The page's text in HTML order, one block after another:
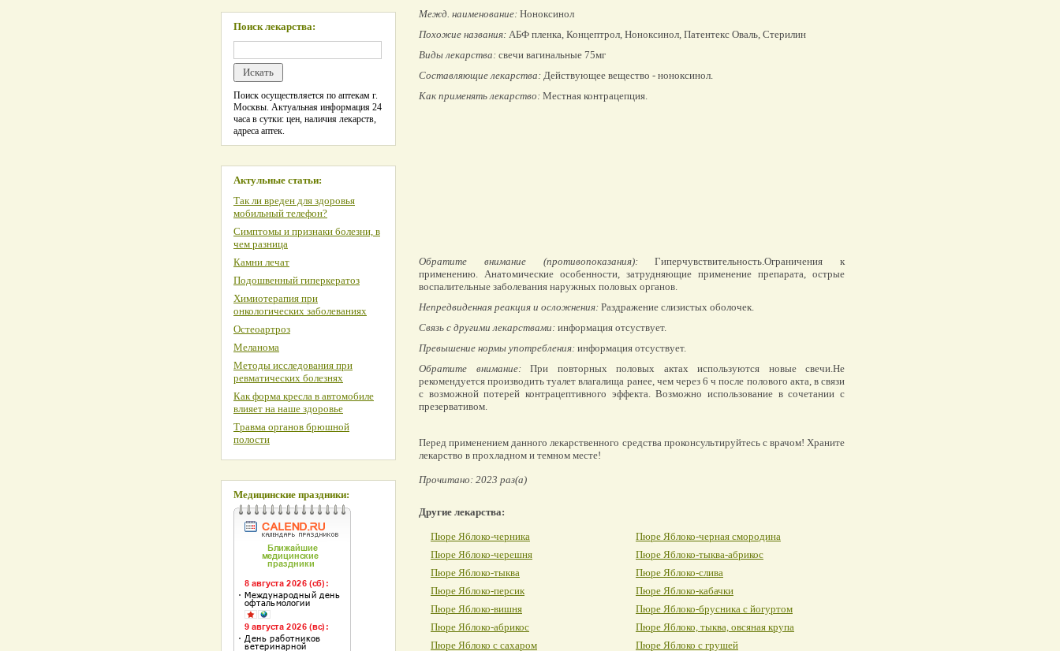
Межд. наименование: Ноноксинол
Похожие названия: АБФ пленка, Концептрол, Ноноксинол, Патентекс Оваль, Стерилин
Виды лекарства: свечи вагинальные 75мг
Составляющие лекарства: Действующее вещество - ноноксинол.
Как применять лекарство: Местная контрацепция.
Обратите внимание (противопоказания):Гиперчувствительность.Ограничения к
применению. Анатомические особенности, затрудняющие применение препарата, острые
воспалительные заболевания наружных половых органов.
Непредвиденная реакция и осложнения: Раздражение слизистых оболочек.
Связь с другими лекарствами: информация отсуствует.
Превышение нормы употребления: информация отсуствует.
Обратите внимание:При повторных половых актах используются новые свечи.Не
рекомендуется производить туалет влагалища ранее, чем через 6 ч после полового акта, в связи
с возможной потерей контрацептивного эффекта. Возможно использование в сочетании с
презервативом.
Перед применением данного лекарственного средства проконсультируйтесь с врачом! Храните
лекарство в прохладном и темном месте!
Прочитано: 2023 раз(а)
Другие лекарства:
Пюре Яблоко-черника
Пюре Яблоко-черная смородина
Пюре Яблоко-черешня
Пюре Яблоко-тыква-абрикос
Пюре Яблоко-тыква
Пюре Яблоко-слива
Пюре Яблоко-персик
Пюре Яблоко-кабачки
Пюре Яблоко-вишня
Пюре Яблоко-брусника с йогуртом
Пюре Яблоко-абрикос
Пюре Яблоко, тыква, овсяная крупа
Пюре Яблоко с сахаром
Пюре Яблоко с грушей
Поиск лекарства:
Поиск осуществляется по аптекам г.
Москвы. Актуальная информация 24
часа в сутки: цен, наличия лекарств,
адреса аптек.
Актульные статьи:
Так ли вреден для здоровья
мобильный телефон?
Симптомы и признаки болезни, в
чем разница
Камни лечат
Подошвенный гиперкератоз
Химиотерапия при
онкологических заболеваниях
Остеоартроз
Меланома
Методы исследования при
ревматических болезнях
Как форма кресла в автомобиле
влияет на наше здоровье
Травма органов брюшной
полости
Медицинские праздники: